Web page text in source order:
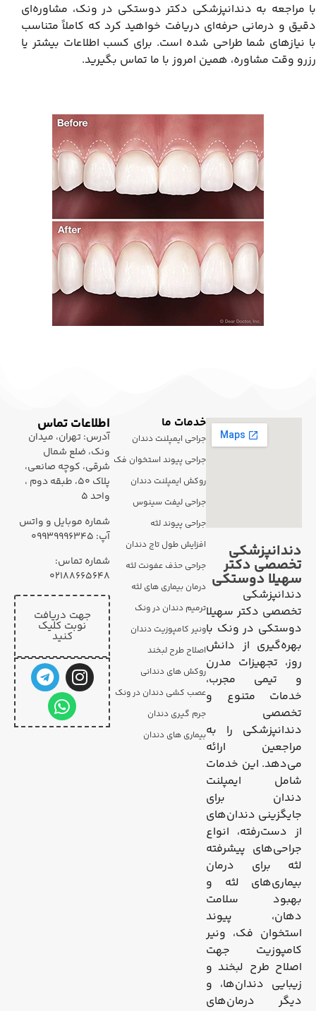
با مراجعه به دندانپزشکی دکتر دوستکی در ونک، مشاوره‌ای
دقیق و درمانی حرفه‌ای دریافت خواهید کرد که کاملاً متناسب
با نیازهای شما طراحی شده است. برای کسب اطلاعات بیشتر یا
رزرو وقت مشاوره، همین امروز با ما تماس بگیرید.
دندانپزشکی
تخصصی دکتر
سهیلا دوستکی
دندانپزشکی
تخصصی دکتر سهیلا
دوستکی در ونک با
بهره‌گیری از دانش
روز، تجهیزات مدرن
و تیمی مجرب،
خدمات متنوع و
تخصصی
دندانپزشکی را به
مراجعین ارائه
می‌دهد. این خدمات
شامل ایمپلنت
دندان برای
جایگزینی دندان‌های
از دست‌رفته، انواع
جراحی‌های پیشرفته
لثه برای درمان
بیماری‌های لثه و
بهبود سلامت
دهان، پیوند
استخوان فک، ونیر
کامپوزیت جهت
اصلاح طرح لبخند و
زیبایی دندان‌ها، و
دیگر درمان‌های
خدمات ما
جراحی ایمپلنت دندان
جراحی پیوند استخوان فک
روکش ایمپلنت دندان
جراحی لیفت سینوس
جراحی پیوند لثه
افزایش طول تاج دندان
جراحی حذف عفونت لثه
درمان بیماری های لثه
ترمیم دندان در ونک
ونیر کامپوزیت دندان
اصلاح طرح لبخند
روکش های دندانی
عصب کشی دندان در ونک
جرم گیری دندان
بیماری های دندان
اطلاعات تماس
آدرس: تهران، میدان
ونک، ضلع شمال
شرقی، کوچه صانعی،
پلاک 50، طبقه دوم ،
واحد 5
شماره موبایل و واتس
آپ: ۰۹۹۳۹۹۹۶۳۴۵
شماره تماس:
02188665648
جهت دریافت
نوبت کلیک
کنید